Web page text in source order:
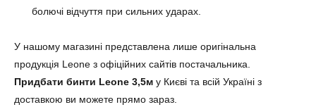
болючі відчуття при сильних ударах.
У нашому магазині представлена лише оригінальна
продукція Leone з офіційних сайтів постачальника.
Придбати бинти Leone 3,5м у Києві та всій Україні з
доставкою ви можете прямо зараз.